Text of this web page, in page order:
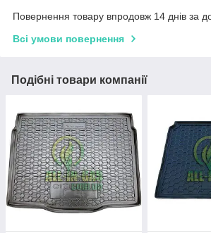
Повернення товару впродовж 14 днів за
Всі умови повернення
Подібні товари компанії